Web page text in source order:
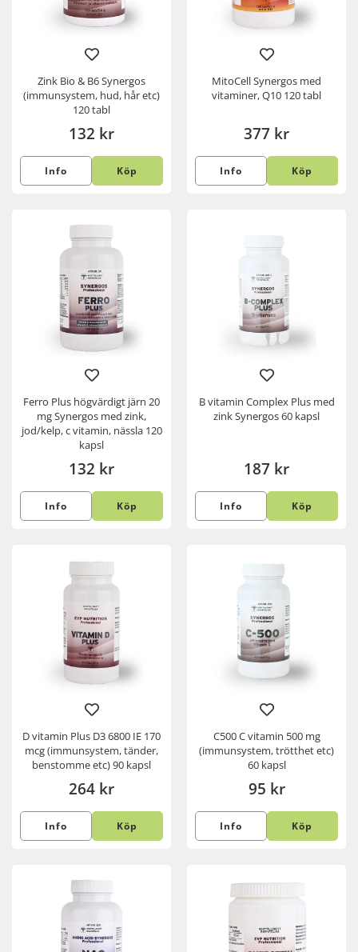
Zink Bio & B6 Synergos
(immunsystem, hud, hår etc)
120 tabl
132 kr
Info Köp
MitoCell Synergos med
vitaminer, Q10 120 tabl
377 kr
Info Köp
Ferro Plus högvärdigt järn 20
mg Synergos med zink,
jod/kelp, c vitamin, nässla 120
kapsl
132 kr
Info Köp
B vitamin Complex Plus med
zink Synergos 60 kapsl
187 kr
Info Köp
D vitamin Plus D3 6800 IE 170
mcg (immunsystem, tänder,
benstomme etc) 90 kapsl
264 kr
Info Köp
C500 C vitamin 500 mg
(immunsystem, trötthet etc)
60 kapsl
95 kr
Info Köp